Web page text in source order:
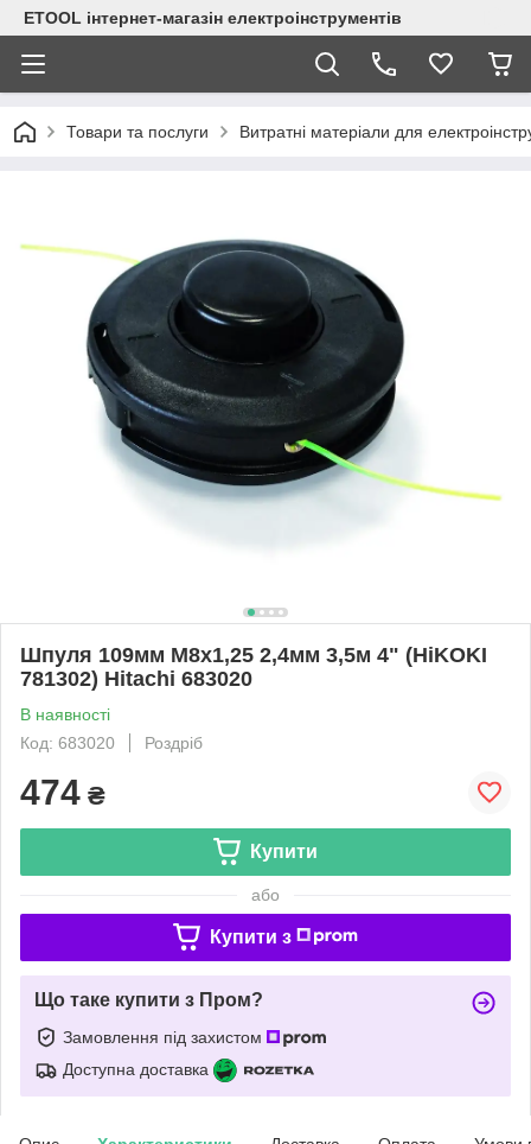
ETOOL інтернет-магазін електроінструментів
Товари та послуги Витратні матеріали для
Шпуля 109мм M8х1,25 2,4мм 3,5м 4" (HiKOKI
781302) Hitachi 683020
В наявності
Код: 683020
Роздріб
474 ₴
Купити
або
Купити з
Що таке купити з Пром?
Замовлення під захистом
Доступна доставка